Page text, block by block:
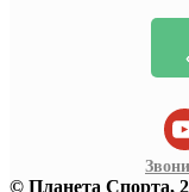
© Планета Спорта,